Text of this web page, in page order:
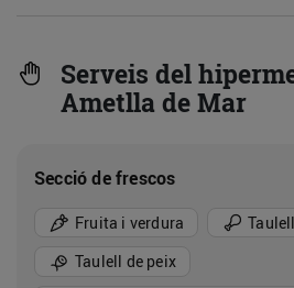
Serveis del
Ametlla de Mar
Secció de frescos
Fruita i verdura
Taulell de peix